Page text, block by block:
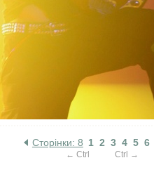
Сторінки: 8 1 2 3 4 5 6
← Ctrl Ctrl →